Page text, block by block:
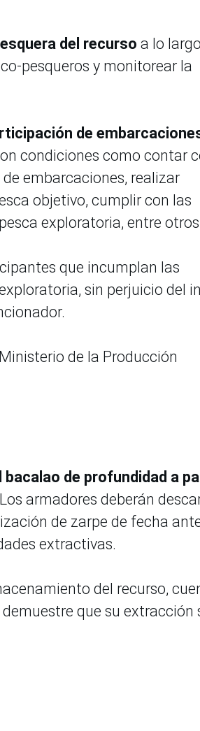
del recurso a lo
pesqueros y monitorear la
de
condiciones como contar
embarcaciones, realizar
objetivo, cumplir con las
exploratoria, entre
que incumplan las
sin perjuicio del
de la Producción
bacalao de profundidad a
armadores deberán
de zarpe de fecha
extractivas.
del recurso,
que su extracción